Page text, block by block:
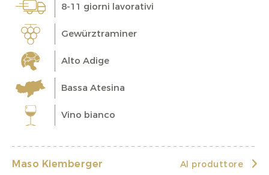
8-11 giorni lavorativi
Gewürztraminer
Alto Adige
Bassa Atesina
Vino bianco
Maso Kiemberger Al produttore